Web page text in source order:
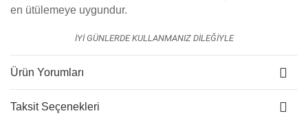
en ütülemeye uygundur.
İYİ GÜNLERDE KULLANMANIZ DİLEĞİYLE
Ürün Yorumları
Taksit Seçenekleri